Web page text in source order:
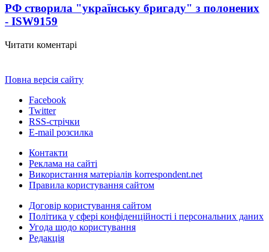
РФ створила "українську бригаду" з полонених
- ISW9159
Читати коментарі
Повна версія сайту
Facebook
Twitter
RSS-стрічки
E-mail розсилка
Контакти
Реклама на сайті
Використання матеріалів korrespondent.net
Правила користування сайтом
Договір користування сайтом
Політика у сфері конфіденційності і персональних даних
Угода щодо користування
Редакція